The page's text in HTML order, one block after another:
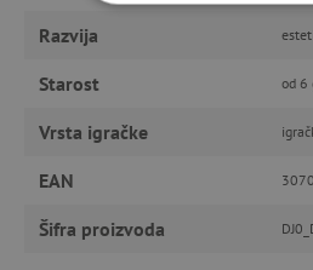
Razvija
Starost od 6
Vrsta igračke
EAN
Šifra proizvoda
FUNKCIONALNOST
Nužno potrebni kolačići